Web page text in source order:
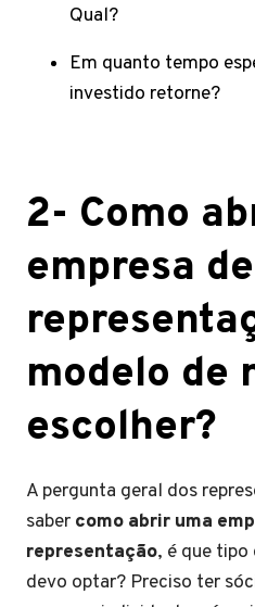
Qual?
Em quanto tempo
investido retorne?
2- Como
empresa de
modelo de
escolher?
A pergunta geral dos
saber como abrir uma
representação, é que
devo optar? Preciso ter